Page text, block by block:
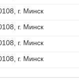
г. Минск
г. Минск
г. Минск
г. Минск